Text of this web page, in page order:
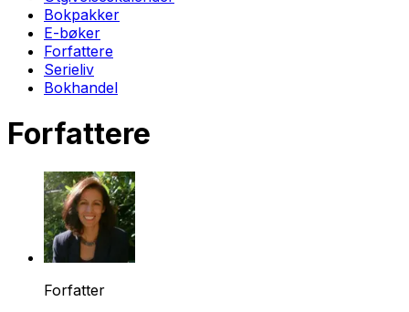
Bokpakker
E-bøker
Forfattere
Serieliv
Bokhandel
Forfattere
Forfatter